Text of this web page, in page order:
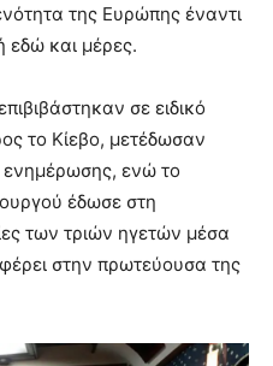
της Ευρώπης έναντι
εδώ και μέρες.
σε ειδικό
το Κίεβο, μετέδωσαν
ενημέρωσης, ενώ το
έδωσε στη
των τριών ηγετών μέσα
στην πρωτεύουσα της